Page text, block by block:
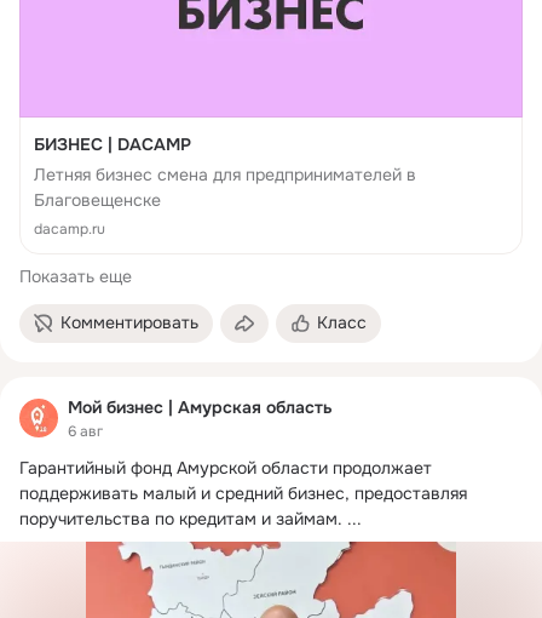
БИЗНЕС | DACAMP
Летняя бизнес смена для предпринимателей в
Благовещенске
dacamp.ru
Показать еще
Комментировать Класс
Мой бизнес | Амурская область
6 авг
Гарантийный фонд Амурской области продолжает
поддерживать малый и средний бизнес, предоставляя
поручительства по кредитам и займам. ...